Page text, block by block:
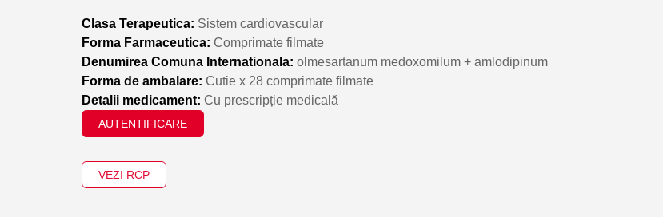
Clasa Terapeutica: Sistem cardiovascular
Forma Farmaceutica: Comprimate filmate
Denumirea Comuna Internationala: olmesartanum medoxomilum + amlodipinum
Forma de ambalare: Cutie x 28 comprimate filmate
Detalii medicament: Cu prescripție medicală
AUTENTIFICARE
VEZI RCP